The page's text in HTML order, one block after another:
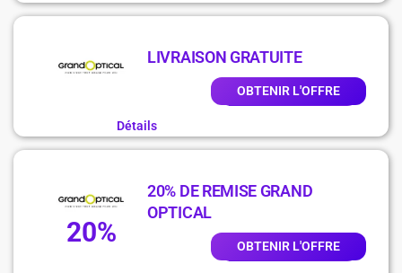
LIVRAISON GRATUITE
OBTENIR L'OFFRE
Détails
20%
20% DE REMISE GRAND
OPTICAL
OBTENIR L'OFFRE